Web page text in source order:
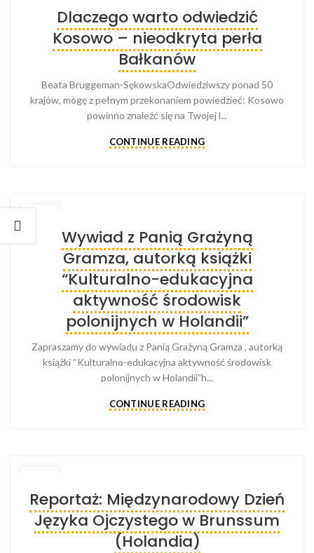
Dlaczego warto odwiedzić
Kosowo – nieodkryta perła
Bałkanów
Beata Bruggeman-SękowskaOdwiedziwszy ponad 50
krajów, mogę z pełnym przekonaniem powiedzieć: Kosowo
powinno znaleźć się na Twojej l...
CONTINUE READING
Wywiad z Panią Grażyną
Gramza, autorką książki
“Kulturalno-edukacyjna
aktywność środowisk
polonijnych w Holandii”
Zapraszamy do wywiadu z Panią Grażyną Gramza , autorką
książki “Kulturalno-edukacyjna aktywność środowisk
polonijnych w Holandii”h...
CONTINUE READING
FEB
Reportaż: Międzynarodowy Dzień
Języka Ojczystego w Brunssum
(Holandia)